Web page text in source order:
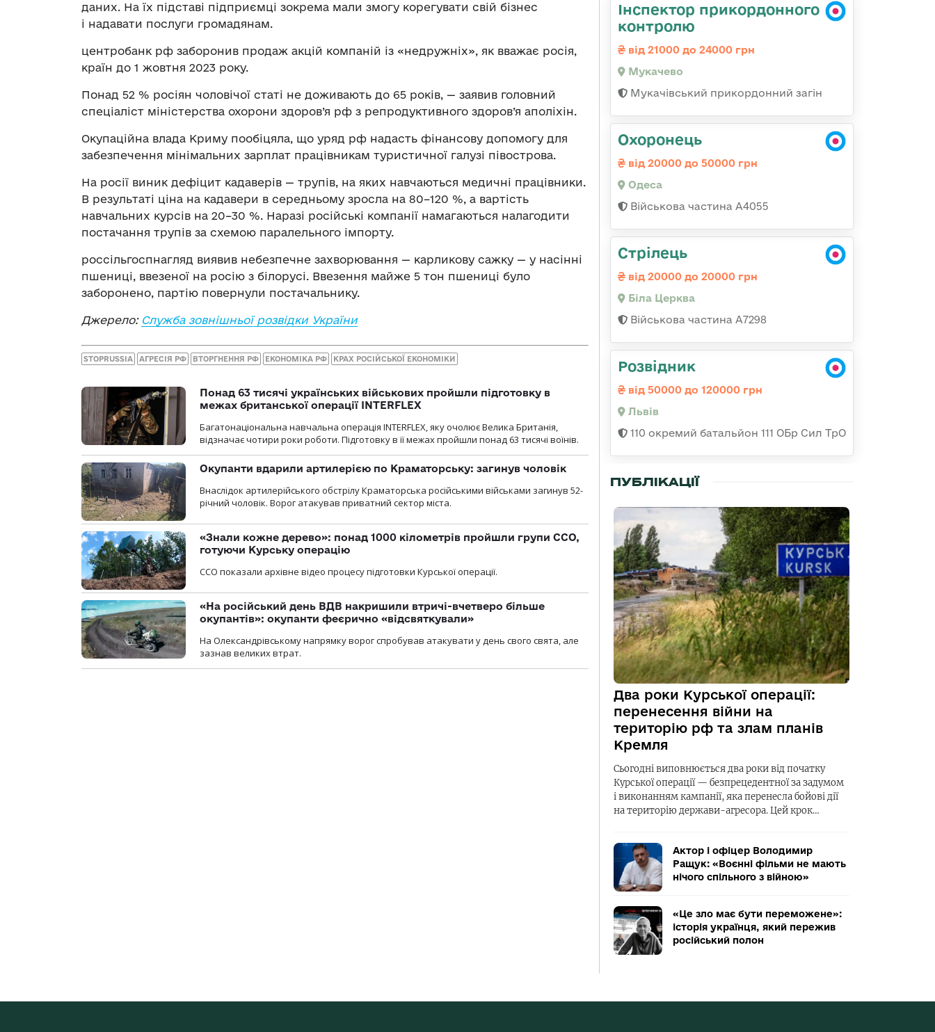
даних. На їх підставі підприємці зокрема мали змогу корегувати свій бізнес
і надавати послуги громадянам.
центробанк рф заборонив продаж акцій компаній із «недружніх», як вважає росія,
країн до 1 жовтня 2023 року.
Понад 52 % росіян чоловічої статі не доживають до 65 років, — заявив головний
спеціаліст міністерства охорони здоров’я рф з репродуктивного здоров’я аполіхін.
Окупаційна влада Криму пообіцяла, що уряд рф надасть фінансову допомогу для
забезпечення мінімальних зарплат працівникам туристичної галузі півострова.
На росії виник дефіцит кадаверів — трупів, на яких навчаються медичні працівники.
В результаті ціна на кадавери в середньому зросла на 80–120 %, а вартість
навчальних курсів на 20–30 %. Наразі російські компанії намагаються налагодити
постачання трупів за схемою паралельного імпорту.
россільгоспнагляд виявив небезпечне захворювання — карликову сажку — у насінні
пшениці, ввезеної на росію з білорусі. Ввезення майже 5 тон пшениці було
заборонено, партію повернули постачальнику.
Джерело: Служба зовнішньої розвідки України
STOPRUSSIA АГРЕСІЯ РФ ВТОРГНЕННЯ РФ ЕКОНОМІКА РФ КРАХ РОСІЙСЬКОЇ ЕКОНОМІКИ
Понад 63 тисячі українських військових пройшли підготовку в
межах британської операції INTERFLEX
Багатонаціональна навчальна операція INTERFLEX, яку очолює Велика Британія,
відзначає чотири роки роботи. Підготовку в її межах пройшли понад 63 тисячі воїнів.
Окупанти вдарили артилерією по Краматорську: загинув чоловік
Внаслідок артилерійського обстрілу Краматорська російськими військами загинув 52-
річний чоловік. Ворог атакував приватний сектор міста.
«Знали кожне дерево»: понад 1000 кілометрів пройшли групи ССО,
готуючи Курську операцію
ССО показали архівне відео процесу підготовки Курської операції.
«На російський день ВДВ накришили втричі-вчетверо більше
окупантів»: окупанти феєрично «відсвяткували»
На Олександрівському напрямку ворог спробував атакувати у день свого свята, але
зазнав великих втрат.
Інспектор прикордонного
контролю
від 21000 до 24000 грн
Мукачево
Мукачівський прикордонний загін
Охоронець
від 20000 до 50000 грн
Одеса
Військова частина А4055
Стрілець
від 20000 до 20000 грн
Біла Церква
Військова частина А7298
Розвідник
від 50000 до 120000 грн
Львів
110 окремий батальйон 111 ОБр Сил ТрО
ПУБЛІКАЦІЇ
Два роки Курської операції:
перенесення війни на
територію рф та злам планів
Кремля
Сьогодні виповнюється два роки від початку
Курської операції — безпрецедентної за задумом
і виконанням кампанії, яка перенесла бойові дії
на територію держави-агресора. Цей крок…
Актор і офіцер Володимир
Ращук: «Воєнні фільми не мають
нічого спільного з війною»
«Це зло має бути переможене»:
історія українця, який пережив
російський полон